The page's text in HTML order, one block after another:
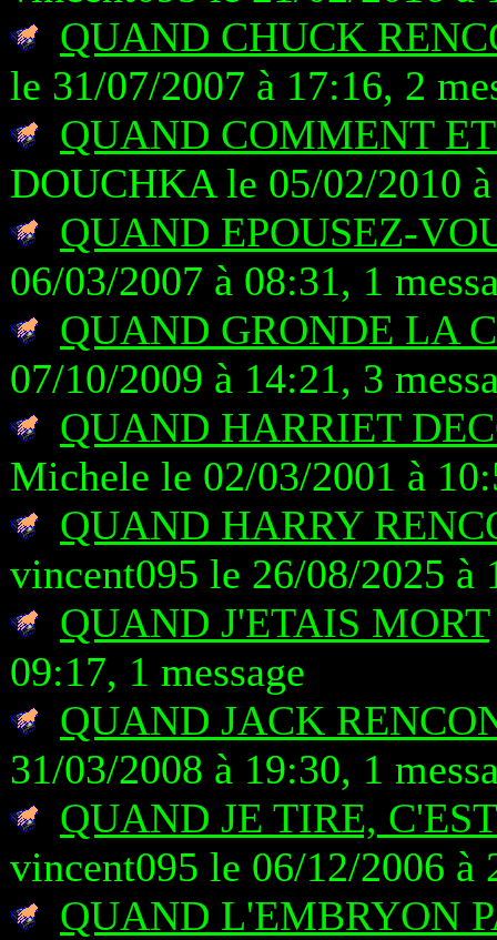
QUAND CHUCK
le 31/07/2007 à 17:16, 2
QUAND COMMENT
DOUCHKA le 05/02/2010 à
QUAND EPOUSEZ-
06/03/2007 à 08:31, 1
QUAND GRONDE LA
07/10/2009 à 14:21, 3
QUAND HARRIET
Michele le 02/03/2001 à
QUAND HARRY
vincent095 le 26/08/2025 à
QUAND J'ETAIS MORT
09:17, 1 message
QUAND JACK
31/03/2008 à 19:30, 1
QUAND JE TIRE,
vincent095 le 06/12/2006 à
QUAND L'EMBRYON